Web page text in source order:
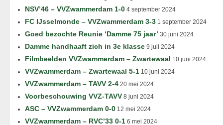
NSV’46 – VVZwammerdam 1-0 4 september 2024
FC IJsselmonde – VVZwammerdam 3-3 1 september 2024
Goed bezochte Reunie ‘Damme 75 jaar’ 30 juni 2024
Damme handhaaft zich in 3e klasse 9 juli 2024
Filmbeelden VVZwammerdam – Zwartewaal 10 juni 2024
VVZwammerdam – Zwartewaal 5-1 10 juni 2024
VVZwammerdam – TAVV 2-4 20 mei 2024
Voorbeschouwing VVZ-TAVV 8 juni 2024
ASC – VVZwammerdam 0-0 12 mei 2024
VVZwammerdam – RVC’33 0-1 6 mei 2024